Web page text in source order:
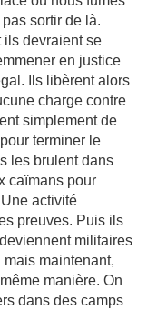
sortir de là.
ils devraient se
en justice
Ils libèrent alors
charge contre
simplement de
terminer le
les brulent dans
caïmans pour
activité
preuves. Puis ils
militaires
maintenant,
manière. On
dans des camps